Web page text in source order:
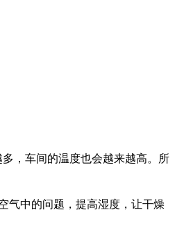
，车间的温度也会越来越高。所
气中的问题，提高湿度，让干燥